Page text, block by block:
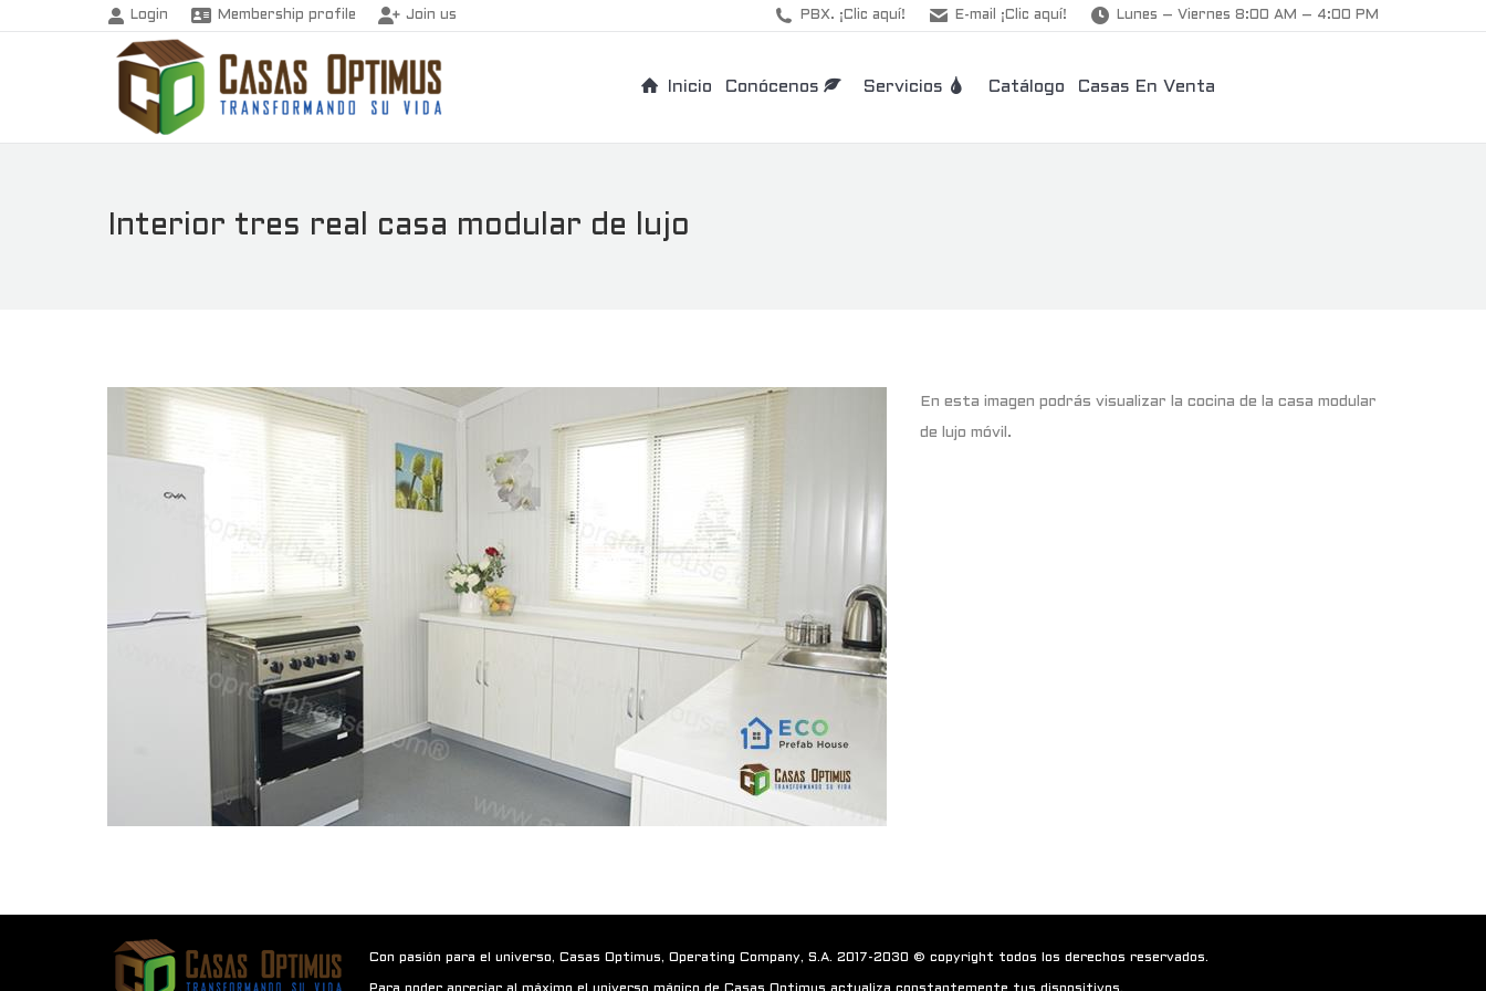
Login Membership profile Join us PBX. ¡Clic aquí! E-mail ¡Clic aquí! Lunes – Viernes 8:00 AM – 4:00 PM
Inicio Conócenos Servicios Catálogo Casas En Venta
Interior tres real casa modular de lujo
En esta imagen podrás visualizar la cocina de la casa modular
de lujo móvil.
Con pasión para el universo, Casas Optimus, Operating Company, S.A. 2017-2030 © copyright todos los derechos reservados.